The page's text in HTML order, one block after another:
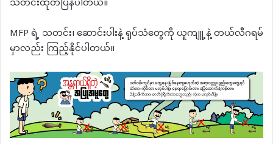
MFP ရဲ့ သတင်း၊ ဆောင်းပါးနဲ့ ရုပ်သံတွေကို ယူကျူ့နဲ့ တယ်လီဂရမ်
မှာလည်း ကြည့်နိုင်ပါတယ်။